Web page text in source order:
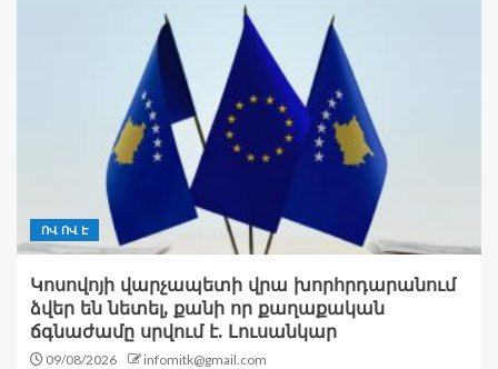
ՈՎ ՈՎ Է
Կոսովոյի վարչապետի վրա խորհրդարանում
ձվեր են նետել, քանի որ քաղաքական
ճգնաժամը սրվում է. Լուսանկար
09/08/2026 infomitk@gmail.com